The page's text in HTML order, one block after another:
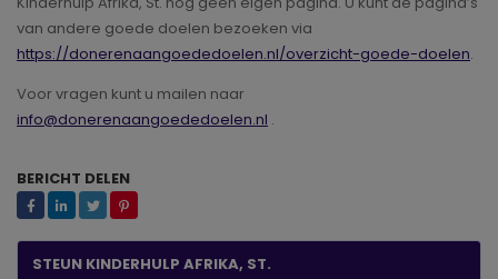
van andere goede doelen bezoeken via
https://donerenaangoededoelen.nl/overzicht-goede-doelen.
Voor vragen kunt u mailen naar
info@donerenaangoededoelen.nl .
BERICHT DELEN
STEUN KINDERHULP AFRIKA, ST.